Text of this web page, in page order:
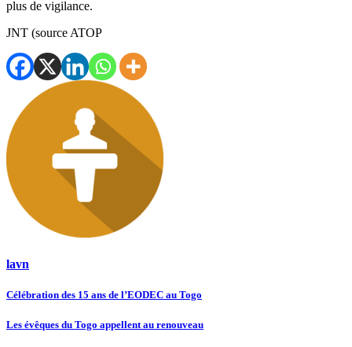
plus de vigilance.
JNT (source ATOP
lavn
Navigation
de
Célébration des 15 ans de l’EODEC au Togo
Les évêques du Togo appellent au renouveau